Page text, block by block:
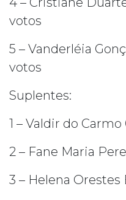
votos
5 – Vanderléia
votos
Suplentes:
1 – Valdir do
2 – Fane Maria
3 – Helena